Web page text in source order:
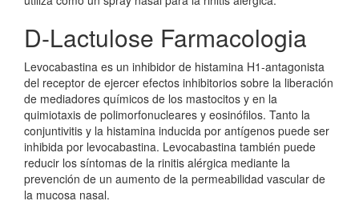
D-Lactulose Farmacologia
Levocabastina es un inhibidor de histamina H1-antagonista
del receptor de ejercer efectos inhibitorios sobre la liberación
de mediadores químicos de los mastocitos y en la
quimiotaxis de polimorfonucleares y eosinófilos. Tanto la
conjuntivitis y la histamina inducida por antígenos puede ser
inhibida por levocabastina. Levocabastina también puede
reducir los síntomas de la rinitis alérgica mediante la
prevención de un aumento de la permeabilidad vascular de
la mucosa nasal.